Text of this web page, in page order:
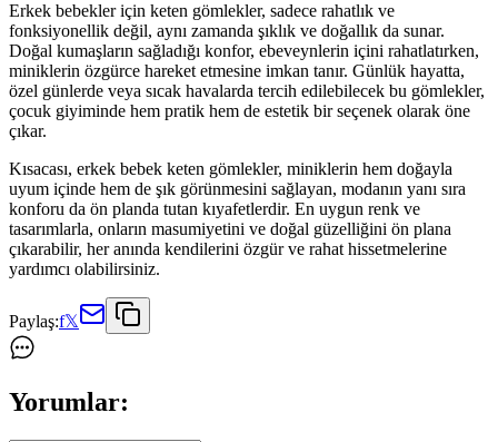
Erkek bebekler için keten gömlekler, sadece rahatlık ve
fonksiyonellik değil, aynı zamanda şıklık ve doğallık da sunar.
Doğal kumaşların sağladığı konfor, ebeveynlerin içini rahatlatırken,
miniklerin özgürce hareket etmesine imkan tanır. Günlük hayatta,
özel günlerde veya sıcak havalarda tercih edilebilecek bu gömlekler,
çocuk giyiminde hem pratik hem de estetik bir seçenek olarak öne
çıkar.
Kısacası, erkek bebek keten gömlekler, miniklerin hem doğayla
uyum içinde hem de şık görünmesini sağlayan, modanın yanı sıra
konforu da ön planda tutan kıyafetlerdir. En uygun renk ve
tasarımlarla, onların masumiyetini ve doğal güzelliğini ön plana
çıkarabilir, her anında kendilerini özgür ve rahat hissetmelerine
yardımcı olabilirsiniz.
Paylaş:f𝕏
Yorumlar: